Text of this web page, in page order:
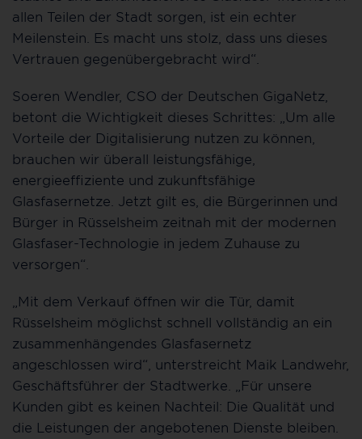
allen Teilen der Stadt sorgen, ist ein echter
Meilenstein. Es macht uns stolz, dass uns dieses
Vertrauen gegenübergebracht wird“.
Soeren Wendler, CSO der Deutschen GigaNetz,
betont die Wichtigkeit dieses Schrittes: „Um alle
Vorteile der Digitalisierung nutzen zu können,
brauchen wir überall leistungsfähige,
energieeffiziente und zukunftsfähige
Glasfasernetze. Jetzt gilt es, die Bürgerinnen und
Bürger in Rüsselsheim zeitnah mit der modernen
Glasfaser-Technologie in jedem Zuhause zu
versorgen“.
„Mit dem Verkauf öffnen wir die Tür, damit
Rüsselsheim möglichst schnell vollständig an ein
zusammenhängendes Glasfasernetz
angeschlossen wird“, unterstreicht Maik Landwehr,
Geschäftsführer der Stadtwerke. „Für unsere
Kunden gibt es keinen Nachteil: Die Qualität und
die Leistungen der angebotenen Dienste bleiben.